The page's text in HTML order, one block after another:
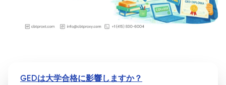
GEDは大学合格に影響しますか？